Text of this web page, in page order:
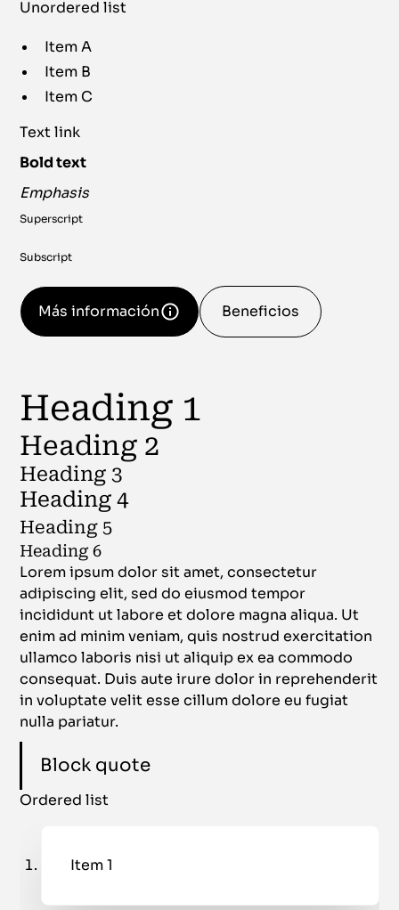
Unordered list
Item A
Item B
Item C
Text link
Bold text
Emphasis
Superscript
Subscript
Más información Beneficios
Heading 1
Heading 2
Heading 3
Heading 4
Heading 5
Heading 6
Lorem ipsum dolor sit amet, consectetur
adipiscing elit, sed do eiusmod tempor
incididunt ut labore et dolore magna aliqua. Ut
enim ad minim veniam, quis nostrud exercitation
ullamco laboris nisi ut aliquip ex ea commodo
consequat. Duis aute irure dolor in reprehenderit
in voluptate velit esse cillum dolore eu fugiat
nulla pariatur.
Block quote
Ordered list
Item 1